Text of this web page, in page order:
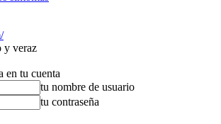
y veraz
en tu cuenta
tu nombre de usuario
tu contraseña